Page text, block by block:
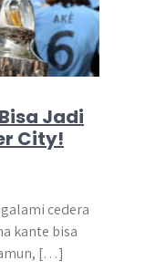
Jadi
City!
cedera
kante bisa
[…]